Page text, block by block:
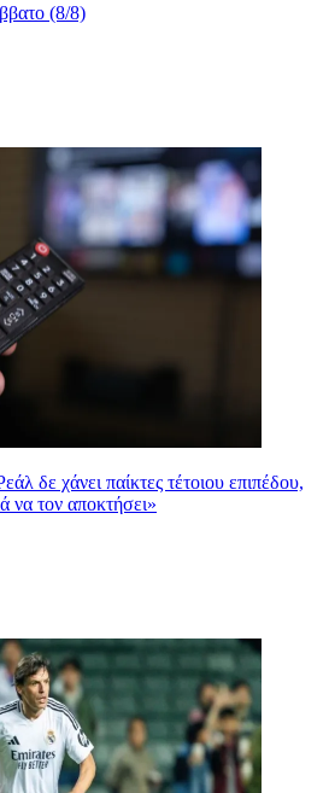
(8/8)
δε χάνει παίκτες τέτοιου επιπέδου,
να τον αποκτήσει»